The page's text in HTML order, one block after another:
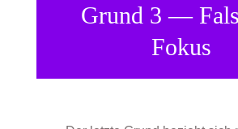
Grund 3 —
Fokus